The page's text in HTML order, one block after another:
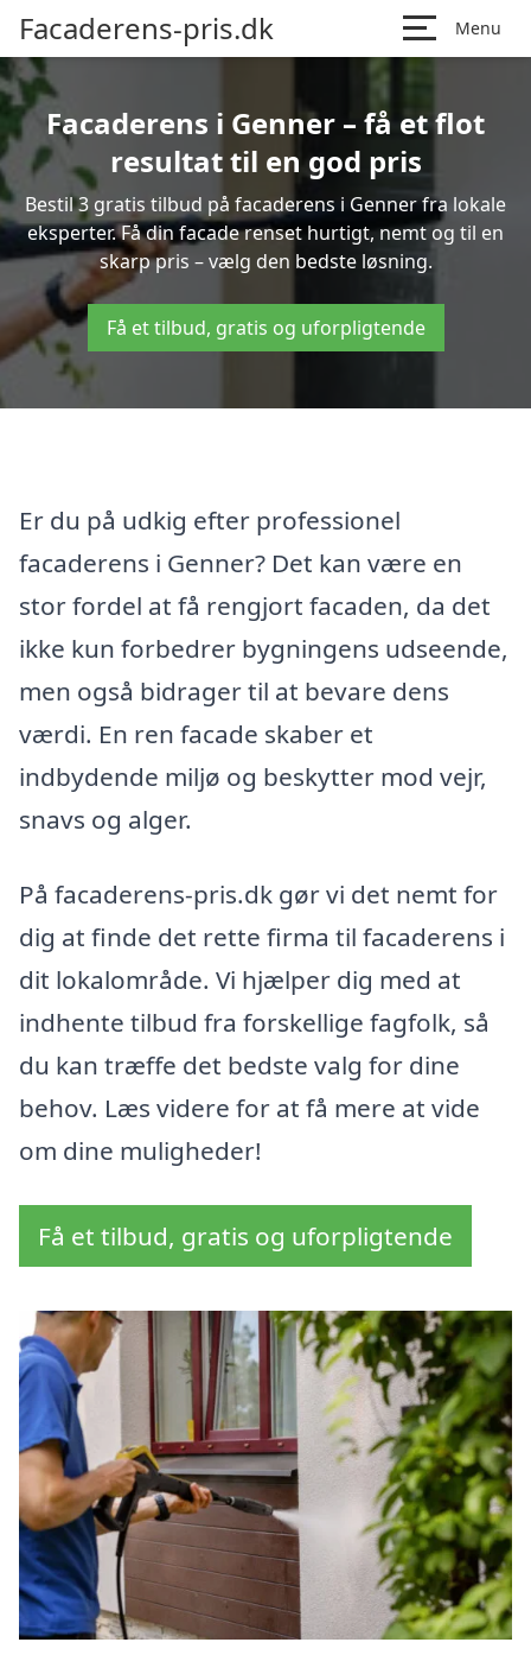
Facaderens-pris.dk Menu
Facaderens i Genner – få et flot
resultat til en god pris
Bestil 3 gratis tilbud på facaderens i Genner fra lokale
eksperter. Få din facade renset hurtigt, nemt og til en
skarp pris – vælg den bedste løsning.
Få et tilbud, gratis og uforpligtende
Er du på udkig efter professionel
facaderens i Genner? Det kan være en
stor fordel at få rengjort facaden, da det
ikke kun forbedrer bygningens udseende,
men også bidrager til at bevare dens
værdi. En ren facade skaber et
indbydende miljø og beskytter mod vejr,
snavs og alger.
På facaderens-pris.dk gør vi det nemt for
dig at finde det rette firma til facaderens i
dit lokalområde. Vi hjælper dig med at
indhente tilbud fra forskellige fagfolk, så
du kan træffe det bedste valg for dine
behov. Læs videre for at få mere at vide
om dine muligheder!
Få et tilbud, gratis og uforpligtende